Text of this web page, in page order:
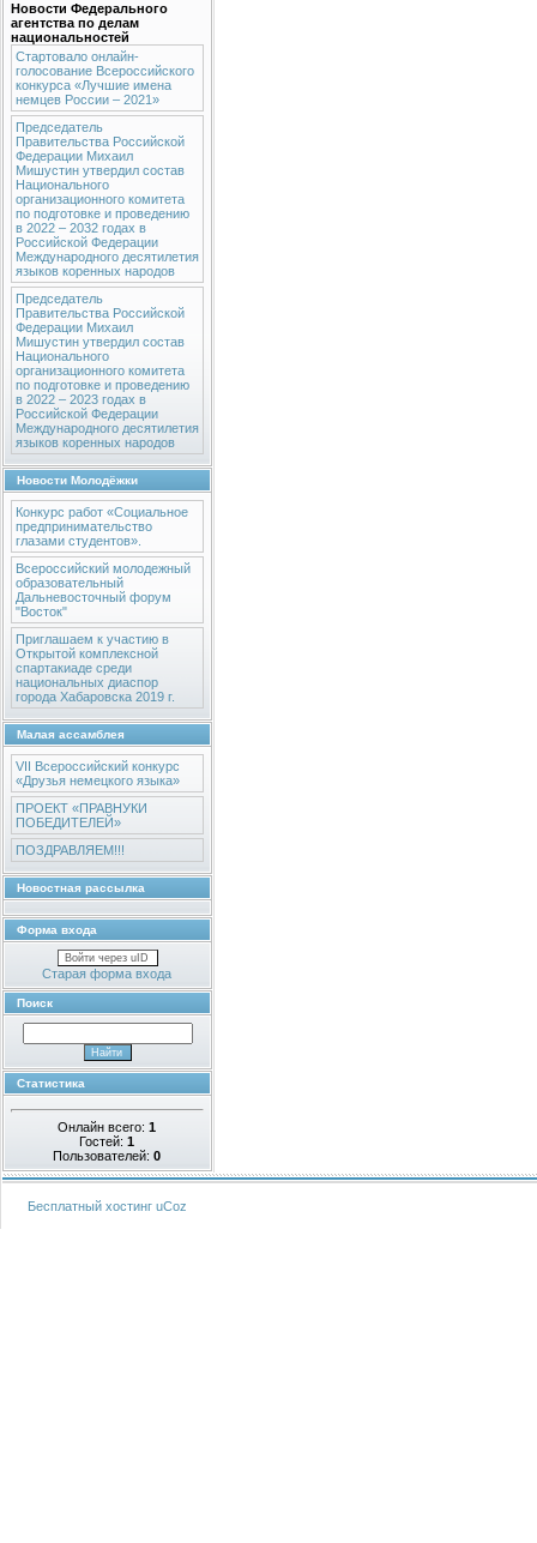
Новости Федерального
агентства по делам
национальностей
Стартовало онлайн-
голосование Всероссийского
конкурса «Лучшие имена
немцев России – 2021»
Председатель
Правительства Российской
Федерации Михаил
Мишустин утвердил состав
Национального
организационного комитета
по подготовке и проведению
в 2022 – 2032 годах в
Российской Федерации
Международного десятилетия
языков коренных народов
Председатель
Правительства Российской
Федерации Михаил
Мишустин утвердил состав
Национального
организационного комитета
по подготовке и проведению
в 2022 – 2023 годах в
Российской Федерации
Международного десятилетия
языков коренных народов
Новости Молодёжки
Конкурс работ «Социальное
предпринимательство
глазами студентов».
Всероссийский молодежный
образовательный
Дальневосточный форум
"Восток"
Приглашаем к участию в
Открытой комплексной
спартакиаде среди
национальных диаспор
города Хабаровска 2019 г.
Малая ассамблея
VII Всероссийский конкурс
«Друзья немецкого языка»
ПРОЕКТ «ПРАВНУКИ
ПОБЕДИТЕЛЕЙ»
ПОЗДРАВЛЯЕМ!!!
Новостная рассылка
Форма входа
Войти через uID
Старая форма входа
Поиск
Статистика
Онлайн всего:1
Гостей:1
Пользователей:0
Бесплатный хостинг uCoz